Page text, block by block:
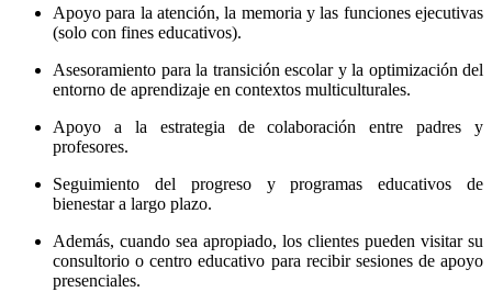
Apoyo para la atención, la memoria y las funciones ejecutivas
(solo con fines educativos).
Asesoramiento para la transición escolar y la optimización del
entorno de aprendizaje en contextos multiculturales.
Apoyo a la estrategia de colaboración entre padres y
profesores.
Seguimiento del progreso y programas educativos de
bienestar a largo plazo.
Además, cuando sea apropiado, los clientes pueden visitar su
consultorio o centro educativo para recibir sesiones de apoyo
presenciales.